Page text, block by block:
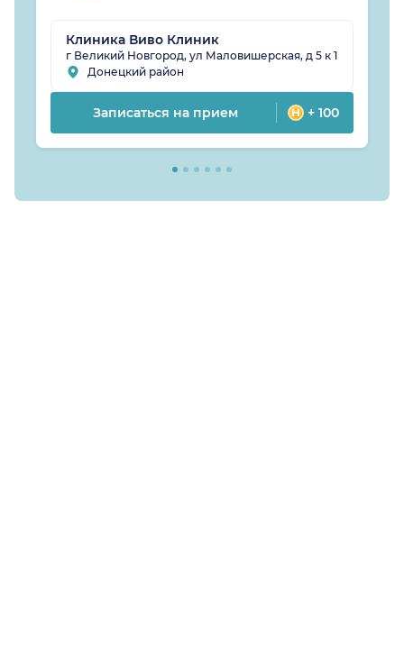
Клиника Виво Клиник
г Великий Новгород, ул Маловишерская, д 5 к 1
Донецкий район
Записаться на прием + 100